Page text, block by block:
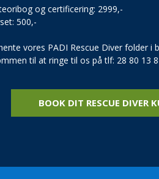
og certificering: 2999,-
500,-
vores PADI Rescue Diver folder
til at ringe til os på tlf: 28 80 13
BOOK DIT RESCUE DIVER